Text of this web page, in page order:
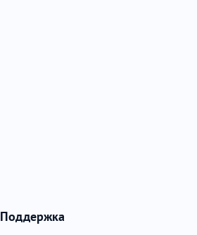
Поддержка